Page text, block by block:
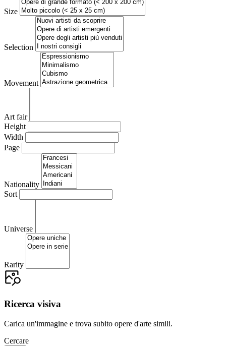
Size
Selection
Movement
Art fair
Height
Width
Page
Nationality
Sort
Universe
Rarity
Ricerca visiva
Carica un'immagine e trova subito opere d'arte simili.
Cercare